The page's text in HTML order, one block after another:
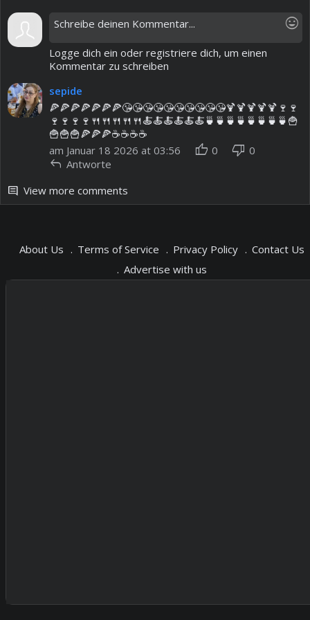
mood
Logge dich ein oder registriere dich, um einen
Kommentar zu schreiben
sepide
🍕🍕🍕🍕🍕🍕🍕😘😘😘😘😘😘😘😘😘😘🍹🍹🍹🍹🍹🍷🍷
🍷🍷🍷🍷🍴🍴🍴🍴🍴🍝🍝🍝🍝🍝🍝🍵🍵🍵🍵🍵🍵🍵🍵🍟
🍟🍟🍟🍕🍕🍕☕️☕️☕️☕️
am Januar 18 2026 at 03:56
thumb_up 0 thumb_down 0
reply Antworte
comment View more comments
About Us Terms of Service Privacy Policy
Contact Us
Advertise with us